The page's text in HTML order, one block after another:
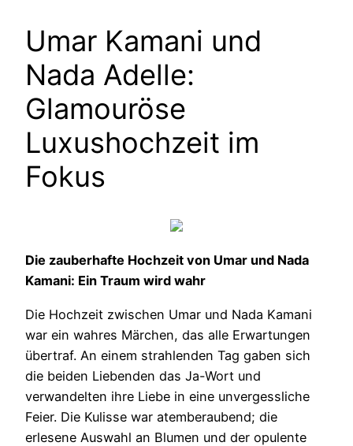
Umar Kamani und
Nada Adelle:
Glamouröse
Luxushochzeit im
Fokus
Die zauberhafte Hochzeit von Umar und Nada
Kamani: Ein Traum wird wahr
Die Hochzeit zwischen Umar und Nada Kamani
war ein wahres Märchen, das alle Erwartungen
übertraf. An einem strahlenden Tag gaben sich
die beiden Liebenden das Ja-Wort und
verwandelten ihre Liebe in eine unvergessliche
Feier. Die Kulisse war atemberaubend; die
erlesene Auswahl an Blumen und der opulente